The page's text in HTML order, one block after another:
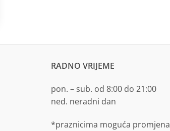
RADNO VRIJEME
pon. – sub. od 8:00 do 21:00
ned. neradni dan
*praznicima moguća promjena